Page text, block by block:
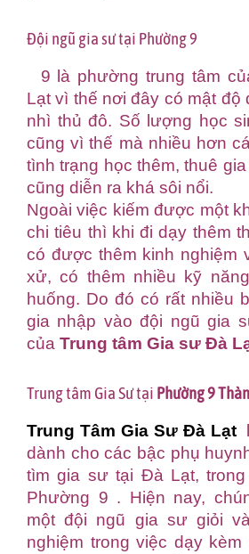
Đội ngũ gia sư tại Phường 9
9 là phường trung tâm
Lạt vì thế nơi đây có mật độ
nhì thủ đô. Số lượng học
cũng vì thế mà nhiều hơn
tình trạng học thêm, thuê
cũng diễn ra khá sôi nổi.
Ngoài việc kiếm được một
chi tiêu thì khi đi dạy thêm
có được thêm kinh nghiệm
xử, có thêm nhiều kỹ
huống. Do đó có rất nhiều
gia nhập vào đội ngũ gia
của Trung tâm Gia sư Đà
Trung tâm Gia Sư tại Phường 9
Trung Tâm Gia Sư Đà Lạt
dành cho các bậc phụ
tìm gia sư tại Đà Lạt,
Phường 9 . Hiện nay,
một đội ngũ gia sư giỏi
nghiệm trong việc dạy